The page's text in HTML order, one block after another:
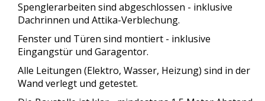
Spenglerarbeiten sind abgeschlossen - inklusive
Dachrinnen und Attika-Verblechung.
Fenster und Türen sind montiert - inklusive
Eingangstür und Garagentor.
Alle Leitungen (Elektro, Wasser, Heizung) sind in der
Wand verlegt und getestet.